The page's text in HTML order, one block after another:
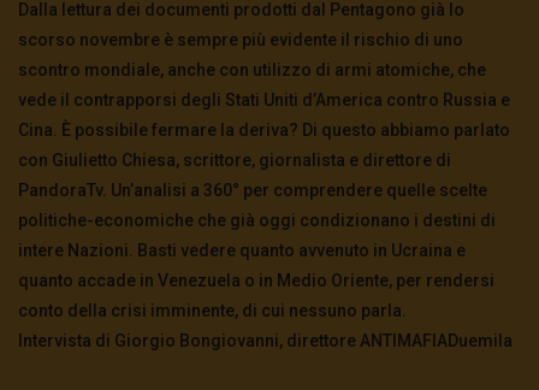
Dalla lettura dei documenti prodotti dal Pentagono già lo
scorso novembre è sempre più evidente il rischio di uno
scontro mondiale, anche con utilizzo di armi atomiche, che
vede il contrapporsi degli Stati Uniti d’America contro Russia e
Cina. È possibile fermare la deriva? Di questo abbiamo parlato
con Giulietto Chiesa, scrittore, giornalista e direttore di
PandoraTv. Un’analisi a 360° per comprendere quelle scelte
politiche-economiche che già oggi condizionano i destini di
intere Nazioni. Basti vedere quanto avvenuto in Ucraina e
quanto accade in Venezuela o in Medio Oriente, per rendersi
conto della crisi imminente, di cui nessuno parla.
Intervista di Giorgio Bongiovanni, direttore ANTIMAFIADuemila